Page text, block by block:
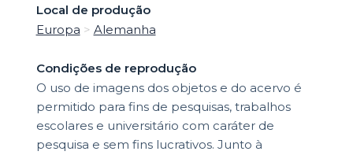
Local de produção
Europa > Alemanha
Condições de reprodução
O uso de imagens dos objetos e do acervo é
permitido para fins de pesquisas, trabalhos
escolares e universitário com caráter de
pesquisa e sem fins lucrativos. Junto à